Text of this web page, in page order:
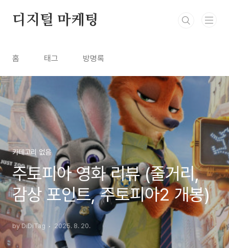
디지털 마케팅
홈 태그 방명록
카테고리 없음
주토피아 영화 리뷰 (줄거리,
감상 포인트, 주토피아2 개봉)
by DiDiTag 2025. 8. 20.